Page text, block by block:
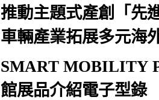
推動主題式產創「先
車輛產業拓展多元海
SMART MOBILITY
館展品介紹電子型錄